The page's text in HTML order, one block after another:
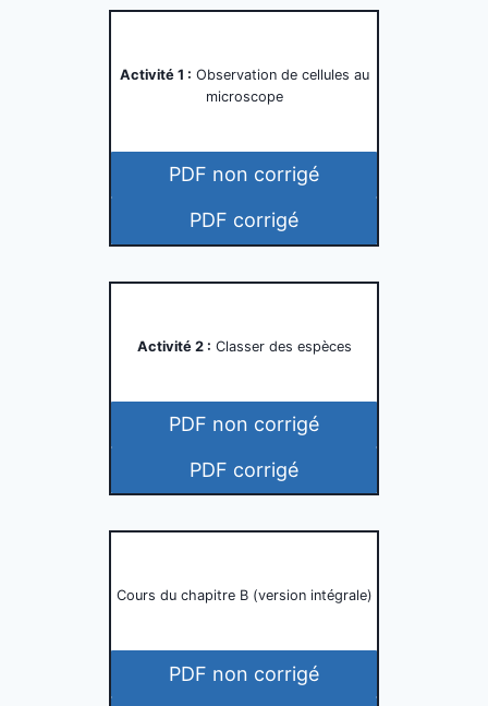
Activité 1 : Observation de cellules au
microscope
PDF non corrigé
PDF corrigé
Activité 2 : Classer des espèces
PDF non corrigé
PDF corrigé
Cours du chapitre B (version intégrale)
PDF non corrigé